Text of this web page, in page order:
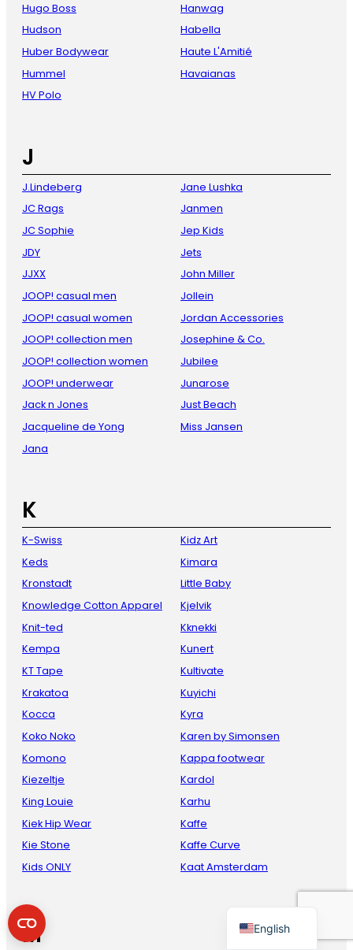
Hugo Boss
Hudson
Huber Bodywear
Hummel
HV Polo
Hanwag
Habella
Haute L'Amitié
Havaianas
J
J.Lindeberg
JC Rags
JC Sophie
JDY
JJXX
JOOP! casual men
JOOP! casual women
JOOP! collection men
JOOP! collection women
JOOP! underwear
Jack n Jones
Jacqueline de Yong
Jana
Jane Lushka
Janmen
Jep Kids
Jets
John Miller
Jollein
Jordan Accessories
Josephine & Co.
Jubilee
Junarose
Just Beach
Miss Jansen
K
K-Swiss
Keds
Kronstadt
Knowledge Cotton Apparel
Knit-ted
Kempa
KT Tape
Krakatoa
Kocca
Koko Noko
Komono
Kiezeltje
King Louie
Kiek Hip Wear
Kie Stone
Kids ONLY
Kidz Art
Kimara
Little Baby
Kjelvik
Kknekki
Kunert
Kultivate
Kuyichi
Kyra
Karen by Simonsen
Kappa footwear
Kardol
Karhu
Kaffe
Kaffe Curve
Kaat Amsterdam
M English
German